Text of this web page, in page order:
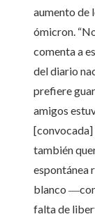
aumento de
ómicron.
comenta a
del diario
prefiere
amigos
[convocada]
también
espontánea
blanco
falta de